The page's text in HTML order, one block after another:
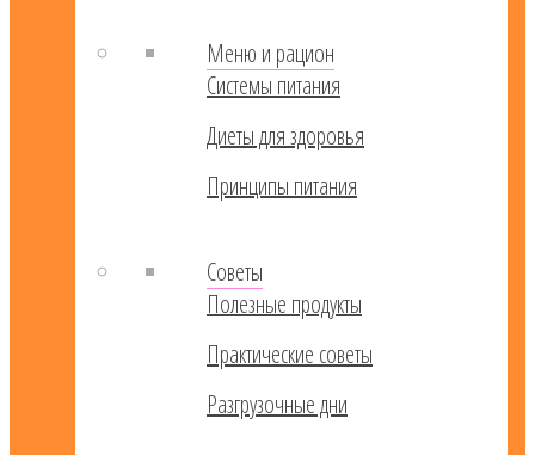
Меню и рацион
Системы питания
Диеты для здоровья
Принципы питания
Советы
Полезные продукты
Практические советы
Разгрузочные дни